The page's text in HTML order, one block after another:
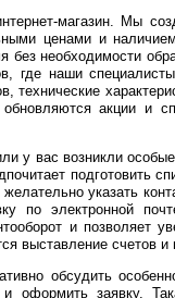
магазин. Мы
ценами и
без необходимости
где наши
технические
акции и
у вас возникли
подготовить
указать
электронной
и позволяет
выставление счетов и
обсудить
оформить заявку.